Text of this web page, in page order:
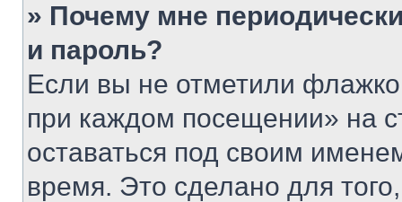
» Почему мне
и пароль?
Если вы не отметили
при каждом посещении» на
оставаться под своим
время. Это сделано для